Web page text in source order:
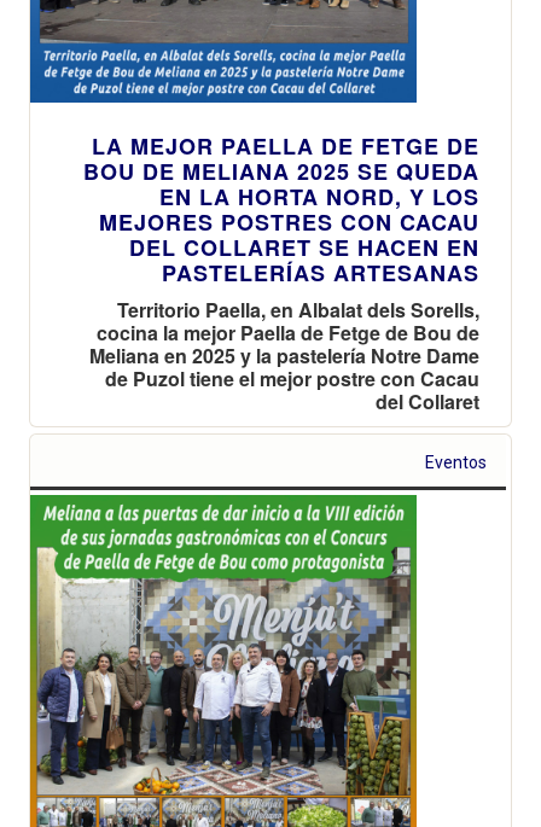
LA MEJOR PAELLA DE FETGE DE
BOU DE MELIANA 2025 SE QUEDA
EN LA HORTA NORD, Y LOS
MEJORES POSTRES CON CACAU
DEL COLLARET SE HACEN EN
PASTELERÍAS ARTESANAS
Territorio Paella, en Albalat dels Sorells,
cocina la mejor Paella de Fetge de Bou de
Meliana en 2025 y la pastelería Notre Dame
de Puzol tiene el mejor postre con Cacau
del Collaret
Eventos